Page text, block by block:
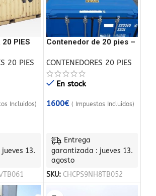
20 PIES
20 PIES
Incluidos)
13.
Contenedor de 20 pies –
CONTENEDORES 20 PIES
En stock
1600€ ( Impuestos Incluidos)
Entrega
garantizada : jueves 13.
agosto
SKU: CHCPS9NH8TB052